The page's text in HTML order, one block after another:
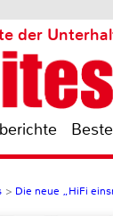
der
> Die neue „HiFi